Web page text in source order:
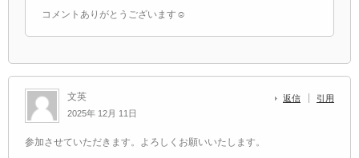
コメントありがとうございます☺️
文英
2025年 12月 11日
返信 引用
参加させていただきます。よろしくお願いいたします。